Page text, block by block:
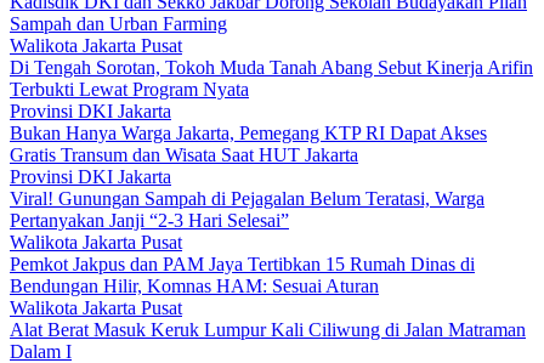
Sampah dan Urban Farming
Walikota Jakarta Pusat
Di Tengah Sorotan, Tokoh Muda Tanah Abang Sebut Kinerja Arifin
Terbukti Lewat Program Nyata
Provinsi DKI Jakarta
Bukan Hanya Warga Jakarta, Pemegang KTP RI Dapat Akses
Gratis Transum dan Wisata Saat HUT Jakarta
Provinsi DKI Jakarta
Viral! Gunungan Sampah di Pejagalan Belum Teratasi, Warga
Pertanyakan Janji “2-3 Hari Selesai”
Walikota Jakarta Pusat
Pemkot Jakpus dan PAM Jaya Tertibkan 15 Rumah Dinas di
Bendungan Hilir, Komnas HAM: Sesuai Aturan
Walikota Jakarta Pusat
Alat Berat Masuk Keruk Lumpur Kali Ciliwung di Jalan Matraman
Dalam I